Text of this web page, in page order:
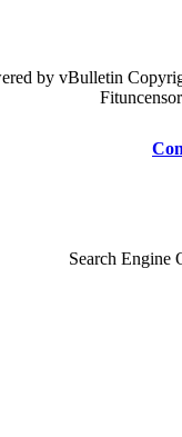
by vBulletin
Search Engine